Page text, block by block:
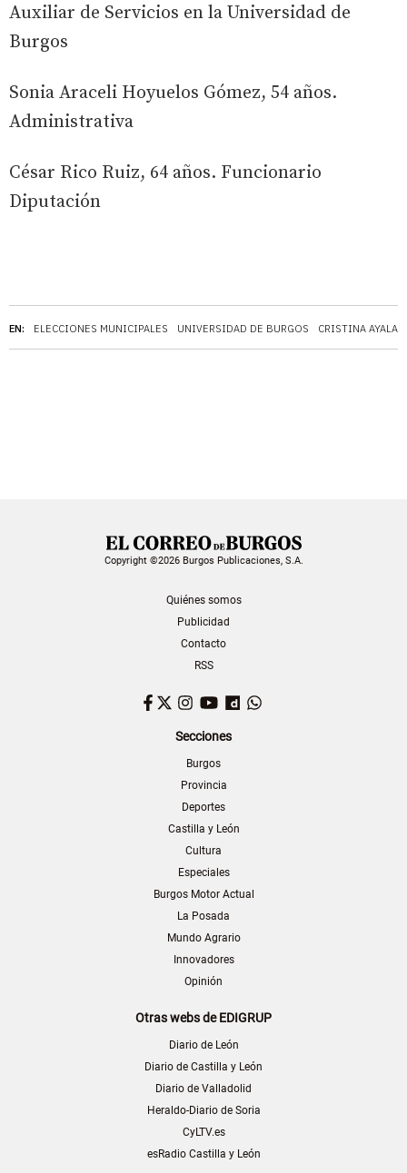
EN: ELECCIONES MUNICIPALES UNIVERSIDAD DE BURGOS CRISTINA AYALA
Auxiliar de Servicios en la Universidad de
Burgos
Sonia Araceli Hoyuelos Gómez, 54 años.
Administrativa
César Rico Ruiz, 64 años. Funcionario
Diputación
Copyright ©2026 Burgos Publicaciones, S.A.
Quiénes somos
Publicidad
Contacto
RSS
Facebook
TwitterInstagram
YouTubeDailymotion
Secciones
Burgos
Provincia
Deportes
Castilla y León
Cultura
Especiales
Burgos Motor Actual
La Posada
Mundo Agrario
Innovadores
Opinión
Otras webs de EDIGRUP
Diario de León
Diario de Castilla y León
Diario de Valladolid
Heraldo-Diario de Soria
CyLTV.es
esRadio Castilla y León